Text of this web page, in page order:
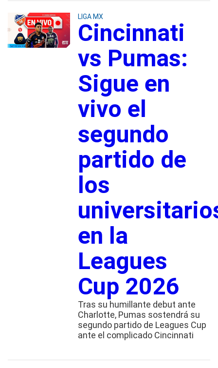
LIGA MX
Cincinnati
vs Pumas:
Sigue en
vivo el
segundo
partido de
los
en la
Leagues
Cup 2026
Tras su humillante debut ante
Charlotte, Pumas sostendrá su
segundo partido de Leagues Cup
ante el complicado Cincinnati